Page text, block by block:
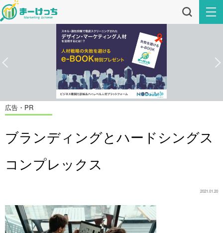
広告・PR
ブランディングとハードシングス
コンプレックス
2021.01.20